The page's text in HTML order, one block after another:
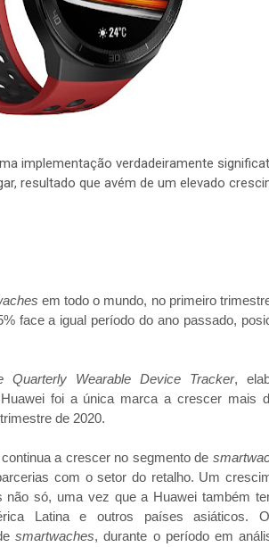
implementação verdadeiramente
resultado que avém de um elevado
em todo o mundo, no primeiro
face a igual período do ano passado,
Quarterly Wearable Device Tracker,
foi a única marca a crescer mais
de 2020.
a crescer no segmento de
com o setor do retalho. Um
não só, uma vez que a Huawei também
Latina e outros países asiáticos.
smartwaches, durante o período em